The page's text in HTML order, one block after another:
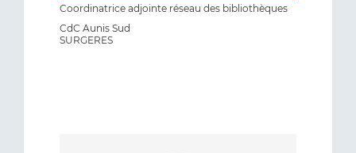
Coordinatrice adjointe réseau des bibliothèques
CdC Aunis Sud
SURGERES